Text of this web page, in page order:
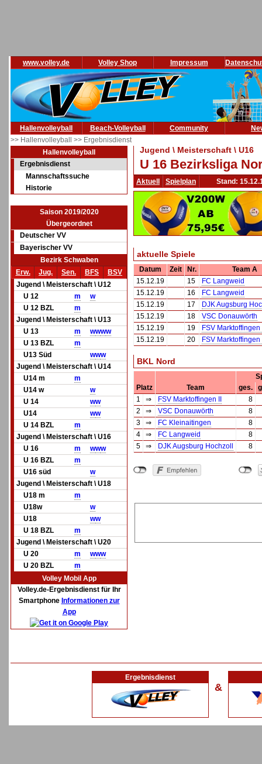
www.volley.de Volley Shop Impressum
Hallenvolleyball Beach-Volleyball Community
>> Hallenvolleyball >> Ergebnisdienst
Hallenvolleyball
Ergebnisdienst
Mannschaftssuche
Historie
Saison 2019/2020
Übergeordnet
Deutscher VV
Bayerischer VV
Bezirk Schwaben
Erw.
Jug. Sen. BFS
BSV
Jugend \ Meisterschaft \ U12
U 12
m
w
U 12 BZL
m
Jugend \ Meisterschaft \ U13
U 13
m wwww
U 13 BZL
m
U13 Süd
www
Jugend \ Meisterschaft \ U14
U14 m
m
U14 w
w
U 14
ww
U14
ww
U 14 BZL
m
Jugend \ Meisterschaft \ U16
U 16
m www
U 16 BZL
m
U16 süd
w
Jugend \ Meisterschaft \ U18
U18 m
m
U18w
w
U18
ww
U 18 BZL
m
Jugend \ Meisterschaft \ U20
U 20
m www
U 20 BZL
m
Volley Mobil App
Volley.de-Ergebnisdienst für Ihr
Smartphone Informationen zur
App
Jugend \ Meisterschaft \ U16
U 16 Bezirksliga
Aktuell Spielplan Stand:
aktuelle Spiele
Datum Zeit Nr.
Team A
15.12.19
15
FC Langweid
15.12.19
16
FC Langweid
15.12.19
17
DJK Augsburg
15.12.19
18
VSC Donauwörth
15.12.19
19
FSV Marktoffingen
15.12.19
20 FSV Marktoffingen
BKL Nord
Platz
Team ges.
1
⇒ FSV Marktoffingen II
8
2
⇒ VSC Donauwörth
8
3
⇒ FC Kleinaitingen
8
4
⇒ FC Langweid
8
5
⇒ DJK Augsburg Hochzoll 8
Ergebnisdienst
&